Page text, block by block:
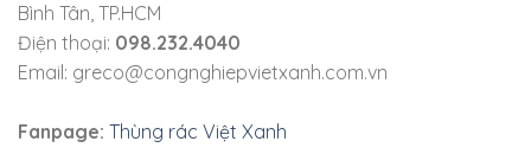
Bình Tân, TP.HCM
Điện thoại: 098.232.4040
Email: greco@congnghiepvietxanh.com.vn
Fanpage: Thùng rác Việt Xanh